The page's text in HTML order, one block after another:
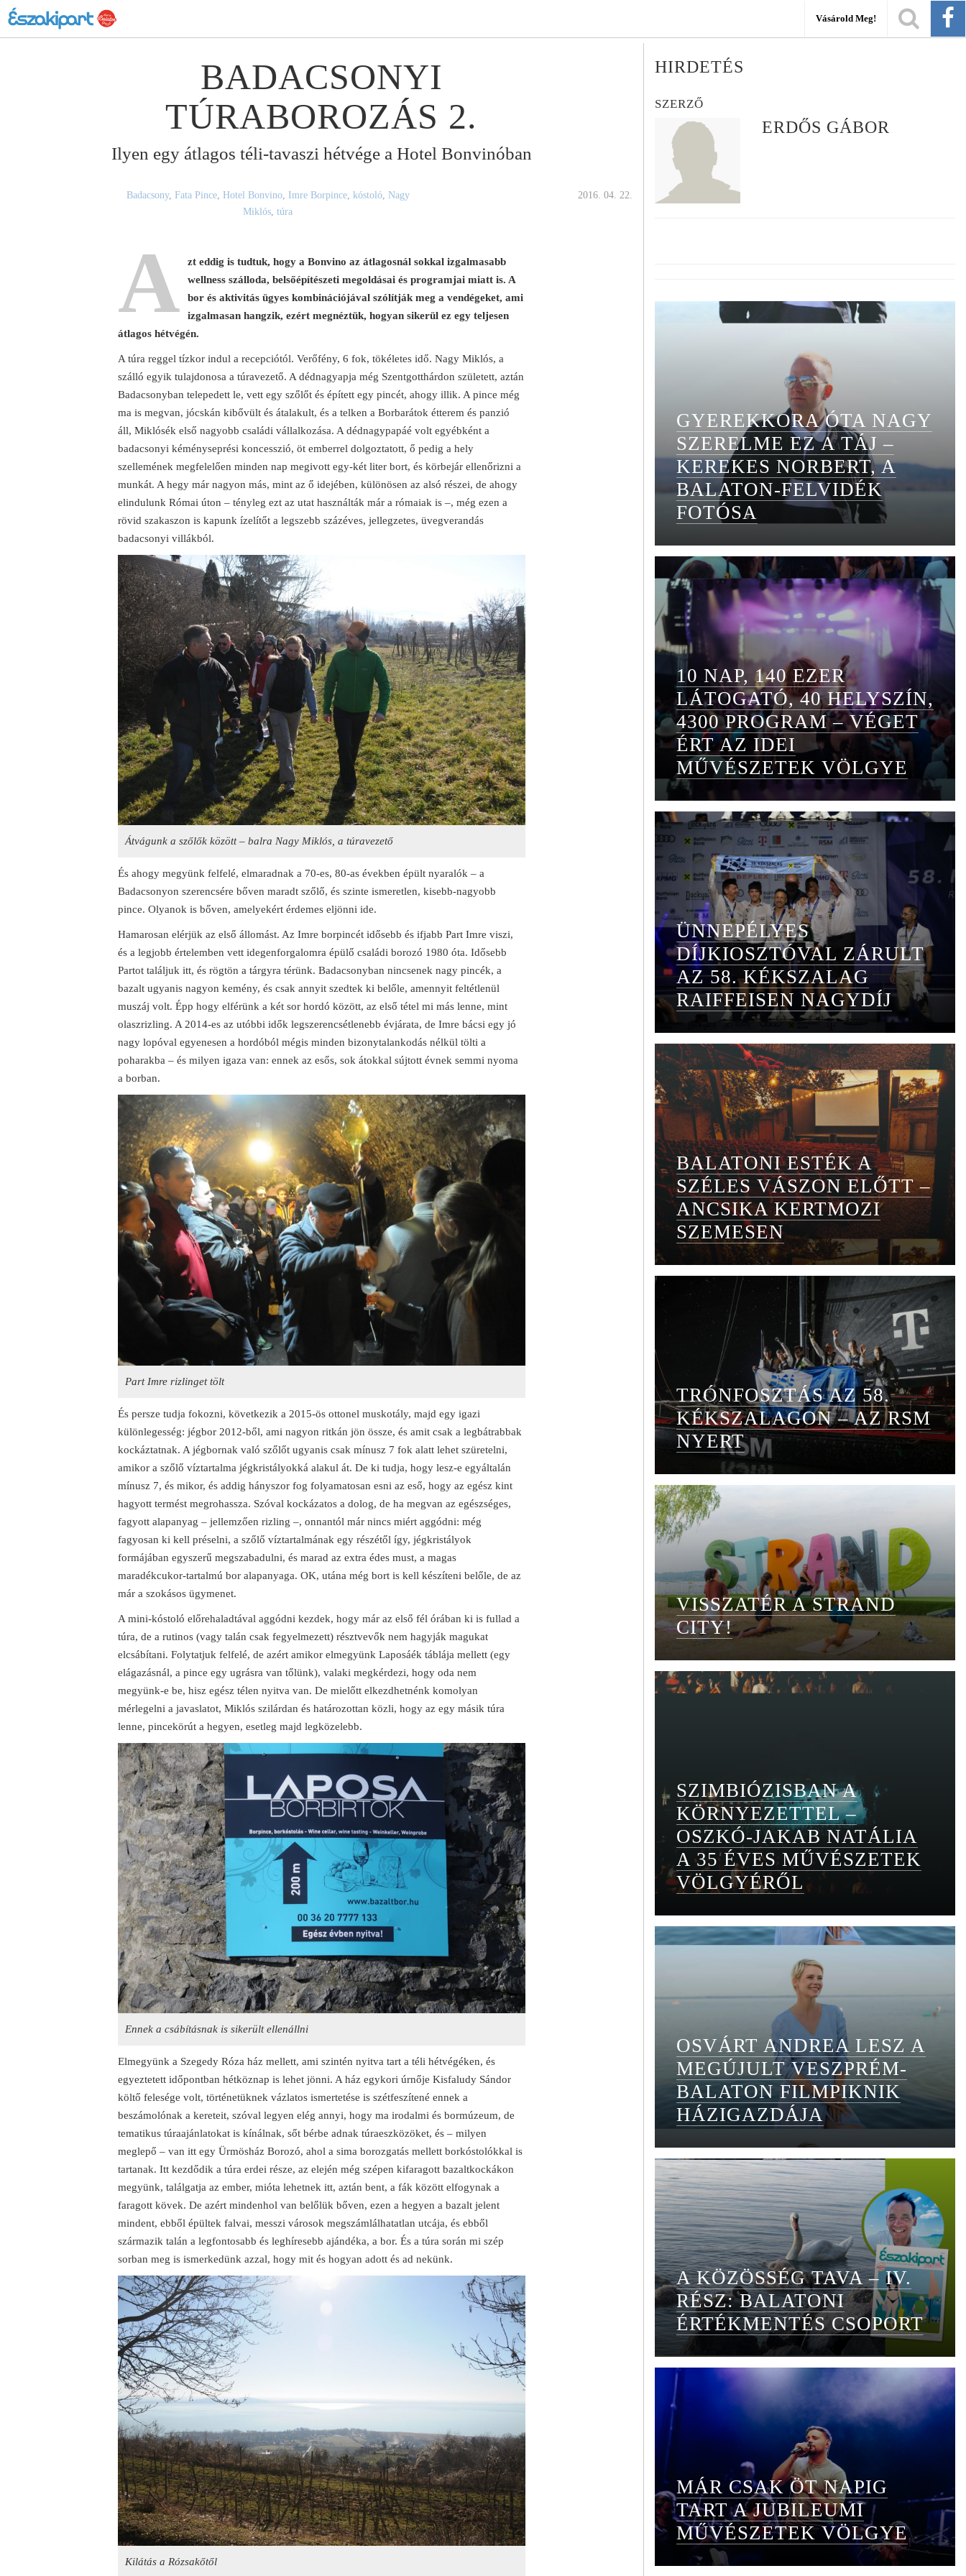
Vásárold Meg!
BADACSONYI
TÚRABOROZÁS 2.
Ilyen egy átlagos téli-tavaszi hétvége a Hotel Bonvinóban
Badacsony, Fata Pince, Hotel Bonvino, Imre Borpince, kóstoló, Nagy
Miklós,túra
2016. 04. 22.
A
zt eddig is tudtuk, hogy a Bonvino az átlagosnál sokkal izgalmasabb
wellness szálloda, belsőépítészeti megoldásai és programjai miatt is. A
bor és aktivitás ügyes kombinációjával szólítják meg a vendégeket, ami
izgalmasan hangzik, ezért megnéztük, hogyan sikerül ez egy teljesen
átlagos hétvégén.
A túra reggel tízkor indul a recepciótól. Verőfény, 6 fok, tökéletes idő. Nagy Miklós, a
szálló egyik tulajdonosa a túravezető. A dédnagyapja még Szentgotthárdon született, aztán
Badacsonyban telepedett le, vett egy szőlőt és épített egy pincét, ahogy illik. A pince még
ma is megvan, jócskán kibővült és átalakult, és a telken a Borbarátok étterem és panzió
áll, Miklósék első nagyobb családi vállalkozása. A dédnagypapáé volt egyébként a
badacsonyi kéményseprési koncesszió, öt emberrel dolgoztatott, ő pedig a hely
szellemének megfelelően minden nap megivott egy-két liter bort, és körbejár ellenőrizni a
munkát. A hegy már nagyon más, mint az ő idejében, különösen az alsó részei, de ahogy
elindulunk Római úton – tényleg ezt az utat használták már a rómaiak is –, még ezen a
rövid szakaszon is kapunk ízelítőt a legszebb százéves, jellegzetes, üvegverandás
badacsonyi villákból.
Átvágunk a szőlők között – balra Nagy Miklós, a túravezető
És ahogy megyünk felfelé, elmaradnak a 70-es, 80-as években épült nyaralók – a
Badacsonyon szerencsére bőven maradt szőlő, és szinte ismeretlen, kisebb-nagyobb
pince. Olyanok is bőven, amelyekért érdemes eljönni ide.
Hamarosan elérjük az első állomást. Az Imre borpincét idősebb és ifjabb Part Imre viszi,
és a legjobb értelemben vett idegenforgalomra épülő családi borozó 1980 óta. Idősebb
Partot találjuk itt, és rögtön a tárgyra térünk. Badacsonyban nincsenek nagy pincék, a
bazalt ugyanis nagyon kemény, és csak annyit szedtek ki belőle, amennyit feltétlenül
muszáj volt. Épp hogy elférünk a két sor hordó között, az első tétel mi más lenne, mint
olaszrizling. A 2014-es az utóbbi idők legszerencsétlenebb évjárata, de Imre bácsi egy jó
nagy lopóval egyenesen a hordóból mégis minden bizonytalankodás nélkül tölti a
poharakba – és milyen igaza van: ennek az esős, sok átokkal sújtott évnek semmi nyoma
a borban.
Part Imre rizlinget tölt
És persze tudja fokozni, következik a 2015-ös ottonel muskotály, majd egy igazi
különlegesség: jégbor 2012-ből, ami nagyon ritkán jön össze, és amit csak a legbátrabbak
kockáztatnak. A jégbornak való szőlőt ugyanis csak mínusz 7 fok alatt lehet szüretelni,
amikor a szőlő víztartalma jégkristályokká alakul át. De ki tudja, hogy lesz-e egyáltalán
mínusz 7, és mikor, és addig hányszor fog folyamatosan esni az eső, hogy az egész kint
hagyott termést megrohassza. Szóval kockázatos a dolog, de ha megvan az egészséges,
fagyott alapanyag – jellemzően rizling –, onnantól már nincs miért aggódni: még
fagyosan ki kell préselni, a szőlő víztartalmának egy részétől így, jégkristályok
formájában egyszerű megszabadulni, és marad az extra édes must, a magas
maradékcukor-tartalmú bor alapanyaga. OK, utána még bort is kell készíteni belőle, de az
már a szokásos ügymenet.
A mini-kóstoló előrehaladtával aggódni kezdek, hogy már az első fél órában ki is fullad a
túra, de a rutinos (vagy talán csak fegyelmezett) résztvevők nem hagyják magukat
elcsábítani. Folytatjuk felfelé, de azért amikor elmegyünk Laposáék táblája mellett (egy
elágazásnál, a pince egy ugrásra van tőlünk), valaki megkérdezi, hogy oda nem
megyünk-e be, hisz egész télen nyitva van. De mielőtt elkezdhetnénk komolyan
mérlegelni a javaslatot, Miklós szilárdan és határozottan közli, hogy az egy másik túra
lenne, pincekörút a hegyen, esetleg majd legközelebb.
Ennek a csábításnak is sikerült ellenállni
Elmegyünk a Szegedy Róza ház mellett, ami szintén nyitva tart a téli hétvégéken, és
egyeztetett időpontban hétköznap is lehet jönni. A ház egykori úrnője Kisfaludy Sándor
költő felesége volt, történetüknek vázlatos ismertetése is szétfeszítené ennek a
beszámolónak a kereteit, szóval legyen elég annyi, hogy ma irodalmi és bormúzeum, de
tematikus túraajánlatokat is kínálnak, sőt bérbe adnak túraeszközöket, és – milyen
meglepő – van itt egy Ürmösház Borozó, ahol a sima borozgatás mellett borkóstolókkal is
tartanak. Itt kezdődik a túra erdei része, az elején még szépen kifaragott bazaltkockákon
megyünk, találgatja az ember, mióta lehetnek itt, aztán bent, a fák között elfogynak a
faragott kövek. De azért mindenhol van belőlük bőven, ezen a hegyen a bazalt jelent
mindent, ebből épültek falvai, messzi városok megszámlálhatatlan utcája, és ebből
származik talán a legfontosabb és leghíresebb ajándéka, a bor. És a túra során mi szép
sorban meg is ismerkedünk azzal, hogy mit és hogyan adott és ad nekünk.
Kilátás a Rózsakőtől
HIRDETÉS
SZERZŐ
ERDŐS GÁBOR
GYEREKKORA ÓTA NAGY
SZERELME EZ A TÁJ –
KEREKES NORBERT, A
BALATON-FELVIDÉK
FOTÓSA
10 NAP, 140 EZER
LÁTOGATÓ, 40 HELYSZÍN,
4300 PROGRAM – VÉGET
ÉRT AZ IDEI
MŰVÉSZETEK VÖLGYE
ÜNNEPÉLYES
DÍJKIOSZTÓVAL ZÁRULT
AZ 58. KÉKSZALAG
RAIFFEISEN NAGYDÍJ
BALATONI ESTÉK A
SZÉLES VÁSZON ELŐTT –
ANCSIKA KERTMOZI
SZEMESEN
TRÓNFOSZTÁS AZ 58.
KÉKSZALAGON – AZ RSM
NYERT
VISSZATÉR A STRAND
CITY!
SZIMBIÓZISBAN A
KÖRNYEZETTEL –
OSZKÓ-JAKAB NATÁLIA
A 35 ÉVES MŰVÉSZETEK
VÖLGYÉRŐL
OSVÁRT ANDREA LESZ A
MEGÚJULT VESZPRÉM-
BALATON FILMPIKNIK
HÁZIGAZDÁJA
A KÖZÖSSÉG TAVA – IV.
RÉSZ: BALATONI
ÉRTÉKMENTÉS CSOPORT
MÁR CSAK ÖT NAPIG
TART A JUBILEUMI
MŰVÉSZETEK VÖLGYE